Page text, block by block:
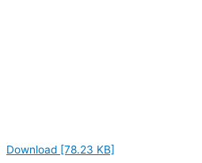
Download [78.23 KB]